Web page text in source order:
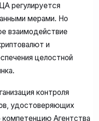
регулируется
мерами. Но
взаимодействие
и
целостной
контроля
удостоверяющих
Агентства